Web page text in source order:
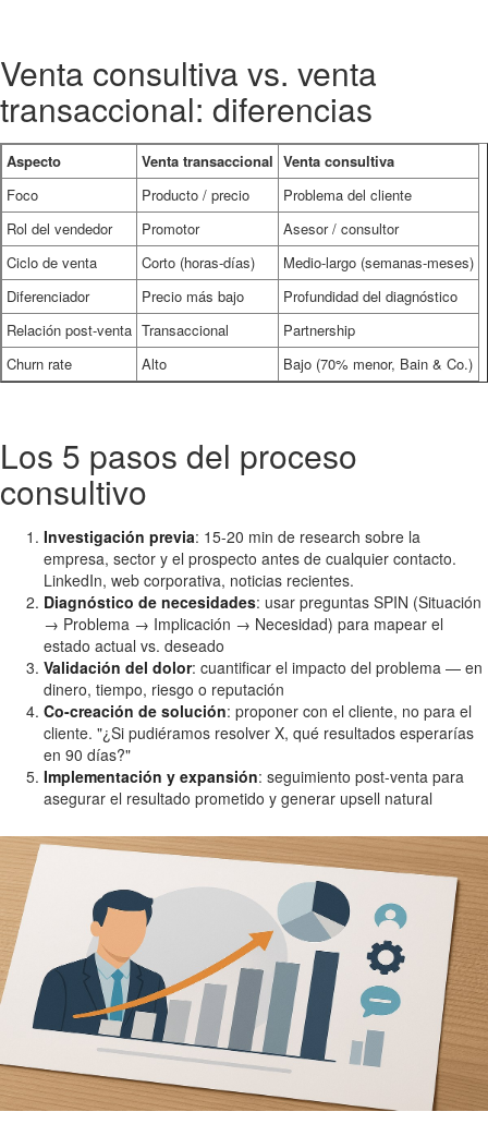
Venta consultiva vs. venta
transaccional: diferencias
Aspecto Venta transaccional Venta consultiva
Foco
Producto / precio
Problema del cliente
Rol del vendedor
Promotor
Asesor / consultor
Ciclo de venta
Corto (horas-días)
Medio-largo (semanas-meses)
Diferenciador
Precio más bajo
Profundidad del diagnóstico
Relación post-venta Transaccional
Partnership
Churn rate
Alto Bajo (70% menor, Bain & Co.)
Los 5 pasos del proceso
consultivo
Investigación previa: 15-20 min de research sobre la
empresa, sector y el prospecto antes de cualquier contacto.
LinkedIn, web corporativa, noticias recientes.
Diagnóstico de necesidades: usar preguntas SPIN (Situación
→ Problema → Implicación → Necesidad) para mapear el
estado actual vs. deseado
Validación del dolor: cuantificar el impacto del problema — en
dinero, tiempo, riesgo o reputación
Co-creación de solución: proponer con el cliente, no para el
cliente. "¿Si pudiéramos resolver X, qué resultados esperarías
en 90 días?"
Implementación y expansión: seguimiento post-venta para
asegurar el resultado prometido y generar upsell natural